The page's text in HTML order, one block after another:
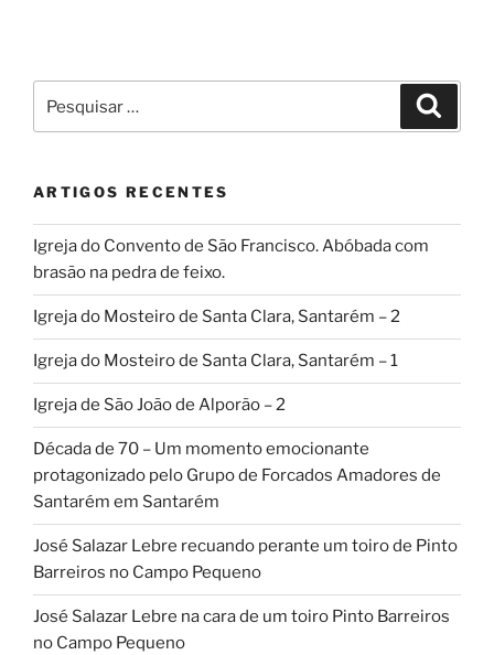
por:
ARTIGOS RECENTES
Igreja do Convento de São Francisco. Abóbada com
brasão na pedra de feixo.
Igreja do Mosteiro de Santa Clara, Santarém – 2
Igreja do Mosteiro de Santa Clara, Santarém – 1
Igreja de São João de Alporão – 2
Década de 70 – Um momento emocionante
protagonizado pelo Grupo de Forcados Amadores de
Santarém em Santarém
José Salazar Lebre recuando perante um toiro de Pinto
Barreiros no Campo Pequeno
José Salazar Lebre na cara de um toiro Pinto Barreiros
no Campo Pequeno